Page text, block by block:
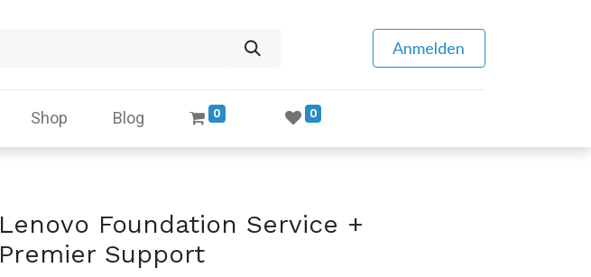
Anmelden
Shop Blog 0 0
Lenovo Foundation Service +
Premier Support